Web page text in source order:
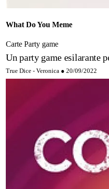
What Do You Meme
Carte Party game
Un party game esilarante
True Dice - Veronica ● 20/09/2022